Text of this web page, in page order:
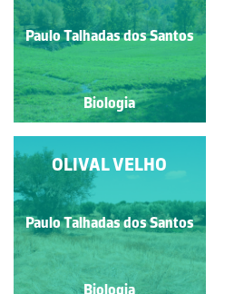
Paulo Talhadas dos Santos
Biologia
Paulo Talhadas dos Santos
Biologia
ESTEPE CEREALÍFERA
Paulo Talhadas dos Santos
Biologia
OLIVAL VELHO
Paulo Talhadas dos Santos
Biologia